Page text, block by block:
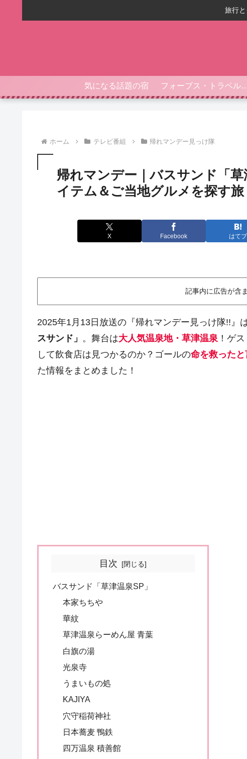
旅行
気になる話題の宿 フォーブス・トラ
ホーム テレビ番組 帰れマンデー見っけ隊
帰れマンデー｜バスサンド「
イテム＆ご当地グルメを探す旅
X Facebook はてブ
記事内に広告が含
2025年1月13日放送の『帰れマンデー見っけ隊!!』
スサンド」 。舞台は大人気温泉地・草津温泉！ゲ
して飲食店は見つかるのか？ゴールの命を救った
た情報をまとめました！
目次
バスサンド「草津温泉SP」
本家ちちや
華紋
草津温泉らーめん屋 青葉
白旗の湯
光泉寺
うまいもの処
KAJIYA
穴守稲荷神社
日本蕎麦 鴨鉄
四万温泉 積善館